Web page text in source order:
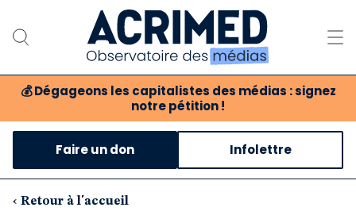
💰 Dégageons les capitalistes des médias : signez
notre pétition !
Notre association
Notre critique des médias
Nos propositions
Faire un don Infolettre
‹ Retour à l'accueil